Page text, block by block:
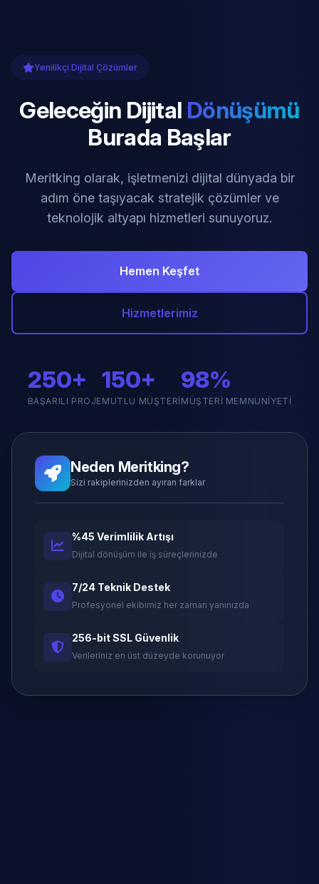
Yenilikçi Dijital Çözümler
Geleceğin Dijital Dönüşümü
Burada Başlar
Meritking olarak, işletmenizi dijital dünyada bir
adım öne taşıyacak stratejik çözümler ve
teknolojik altyapı hizmetleri sunuyoruz.
Hemen Keşfet
Hizmetlerimiz
250+
BAŞARILI PROJE
150+
MUTLU MÜŞTERI
98%
MÜŞTERI MEMNUNIYETI
Neden Meritking?
Sizi rakiplerinizden ayıran farklar
%45 Verimlilik Artışı
Dijital dönüşüm ile iş süreçlerinizde
7/24 Teknik Destek
Profesyonel ekibimiz her zaman yanınızda
256-bit SSL Güvenlik
Verileriniz en üst düzeyde korunuyor